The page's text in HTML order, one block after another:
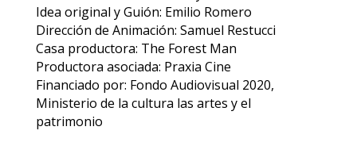
Idea original y Guión: Emilio Romero
Dirección de Animación: Samuel Restucci
Casa productora: The Forest Man
Productora asociada: Praxia Cine
Financiado por: Fondo Audiovisual 2020,
Ministerio de la cultura las artes y el
patrimonio